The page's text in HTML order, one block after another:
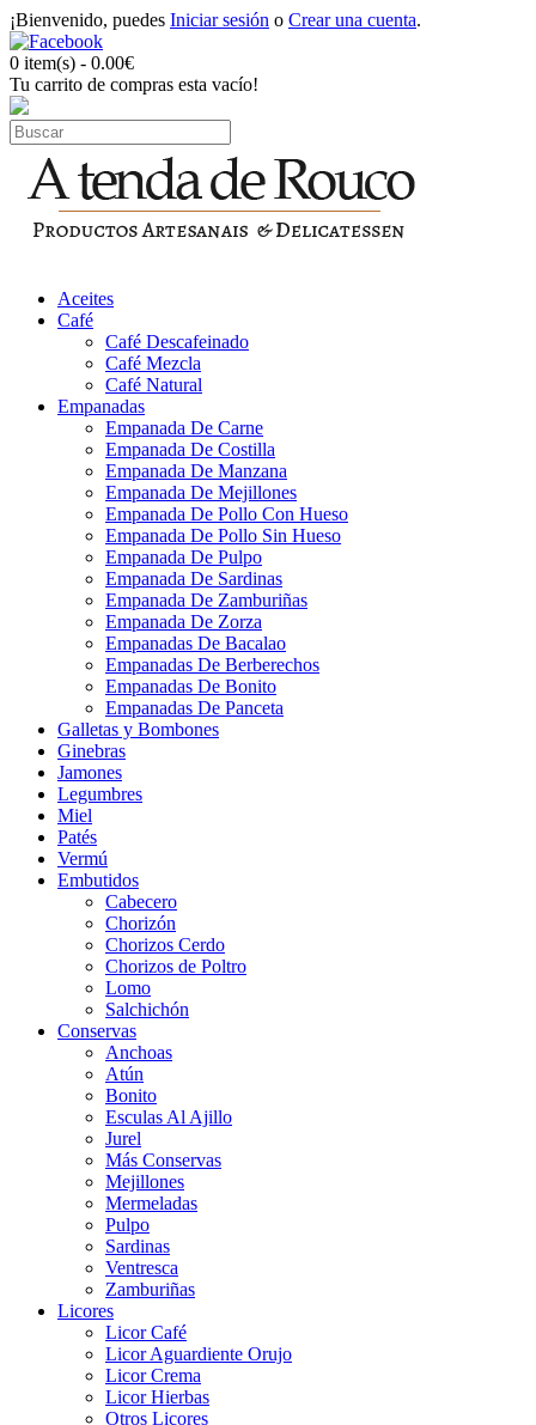
¡Bienvenido, puedes Iniciar sesión o Crear una cuenta.
0 item(s) - 0.00€
Tu carrito de compras esta vacío!
Aceites
Café
Café Descafeinado
Café Mezcla
Café Natural
Empanadas
Empanada De Carne
Empanada De Costilla
Empanada De Manzana
Empanada De Mejillones
Empanada De Pollo Con Hueso
Empanada De Pollo Sin Hueso
Empanada De Pulpo
Empanada De Sardinas
Empanada De Zamburiñas
Empanada De Zorza
Empanadas De Bacalao
Empanadas De Berberechos
Empanadas De Bonito
Empanadas De Panceta
Galletas y Bombones
Ginebras
Jamones
Legumbres
Miel
Patés
Vermú
Embutidos
Cabecero
Chorizón
Chorizos Cerdo
Chorizos de Poltro
Lomo
Salchichón
Conservas
Anchoas
Atún
Bonito
Esculas Al Ajillo
Jurel
Más Conservas
Mejillones
Mermeladas
Pulpo
Sardinas
Ventresca
Zamburiñas
Licores
Licor Café
Licor Aguardiente Orujo
Licor Crema
Licor Hierbas
Otros Licores